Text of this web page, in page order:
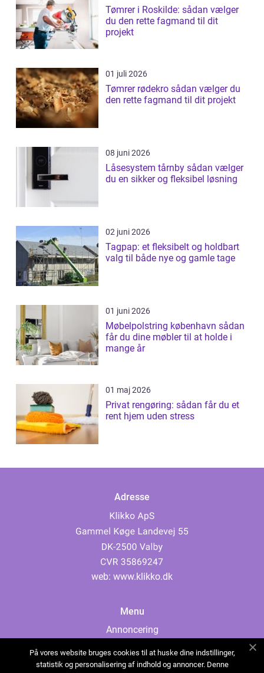
Tømrer i Roskilde: sådan vælger
du den rette fagmand til dit
projekt
01 juli 2026
Tømrer rødekro sådan vælger du
den rette fagmand til dit projekt
08 juni 2026
Låsesystem tårnby sådan vælger
du en sikker og fleksibel løsning
02 juni 2026
Tagpap: et fleksibelt og holdbart
valg til både nye og gamle tage
01 juni 2026
Møbelpolstring københavn sådan
får du dine møbler til at holde i
mange år
01 maj 2026
Privat rengøring: sådan får du et
rent hjem uden stress
Adresse
web: www.klikko.dk
Menu
Annoncering
Cookies
På vores website bruges cookies til at huske dine indstillinger,
statistik og personalisering af indhold og annoncer. Denne